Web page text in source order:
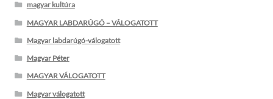
magyar kultúra
MAGYAR LABDARÚGÓ – VÁLOGATOTT
Magyar labdarúgó-válogatott
Magyar Péter
MAGYAR VÁLOGATOTT
Magyar válogatott